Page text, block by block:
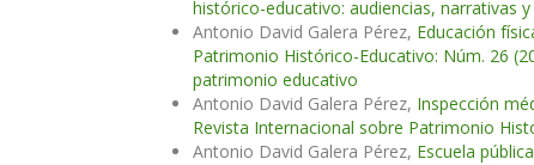
histórico-educativo: audiencias, narrativas
Antonio David Galera Pérez, Educación
Patrimonio Histórico-Educativo: Núm. 26
patrimonio educativo
Antonio David Galera Pérez, Inspección
Revista Internacional sobre Patrimonio
Antonio David Galera Pérez, Escuela